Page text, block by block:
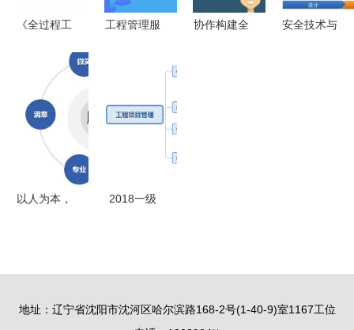
剖析
《全过程工
管理标准》
12月15日
起施行 重
塑工程管理
服务新格局
工程管理服
协作构建全
安全技术与
以人为本，
2018一级
程项目管理
地址：辽宁省沈阳市沈河区哈尔滨路168-2号(1-40-9)室1167工位